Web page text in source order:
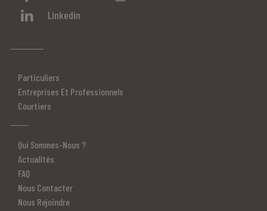
Linkedin
Particuliers
Entreprises Et Professionnels
Courtiers
Qui Sommes-Nous ?
Actualités
FAQ
Nous Contacter
Nous Rejoindre